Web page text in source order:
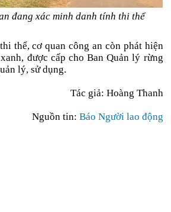
đang xác minh danh tính thi thể
thể, cơ quan công an còn phát hiện
được cấp cho Ban Quản lý rừng
lý, sử dụng.
Tác giả: Hoàng Thanh
Nguồn tin: Báo Người lao động